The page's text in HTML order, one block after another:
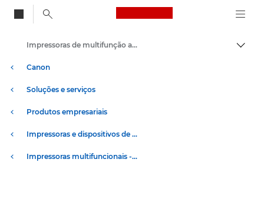
Canon Logo, back
Canon
Soluções e serviços
Produtos empresariais
Impressoras e dispositivos de fax empresariais
Impressoras multifuncionais - Impressoras multifunções
Impressoras de multifunção a cores